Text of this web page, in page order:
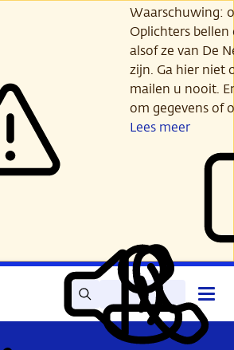
Waarschuwing:
Oplichters
alsof ze van De
zijn. Ga hier niet
mailen u nooit.
om gegevens of
Lees meer
Zoek Lees
voor
Mijn
DNB
Contact